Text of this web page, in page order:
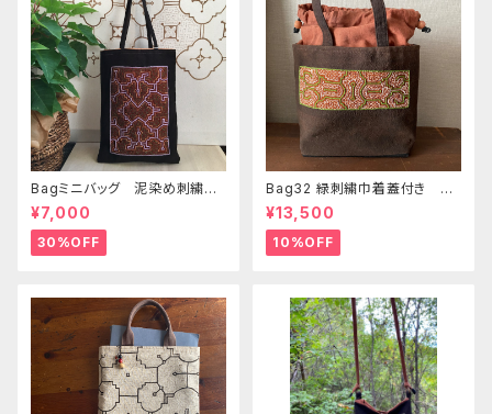
Bagミニバッグ 泥染め刺繍
20x28cm iPadケース お出
かけバッグ 先住民族 工芸
手刺繍 Shipibo bag 手仕事
¥7,000
30%OFF
Bag32 緑刺繍巾着蓋付き 持
ち手裏泥染め無地 巾着蓋奄
美大島の車輪梅色 シピボバッ
ク
¥13,500
10%OFF